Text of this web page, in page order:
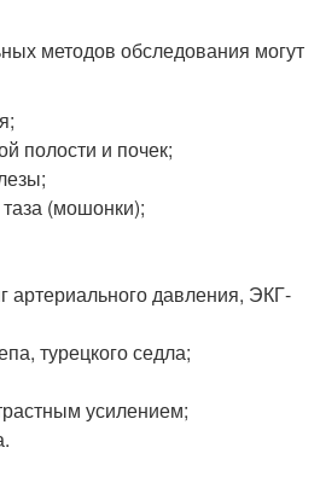
методов обследования могут
полости и почек;
(мошонки);
артериального давления, ЭКГ-
турецкого седла;
усилением;